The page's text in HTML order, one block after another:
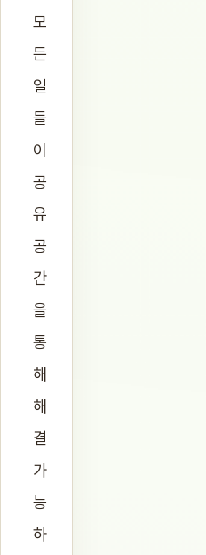
모
든
일
들
이
공
유
공
간
을
통
해
해
결
가
능
하